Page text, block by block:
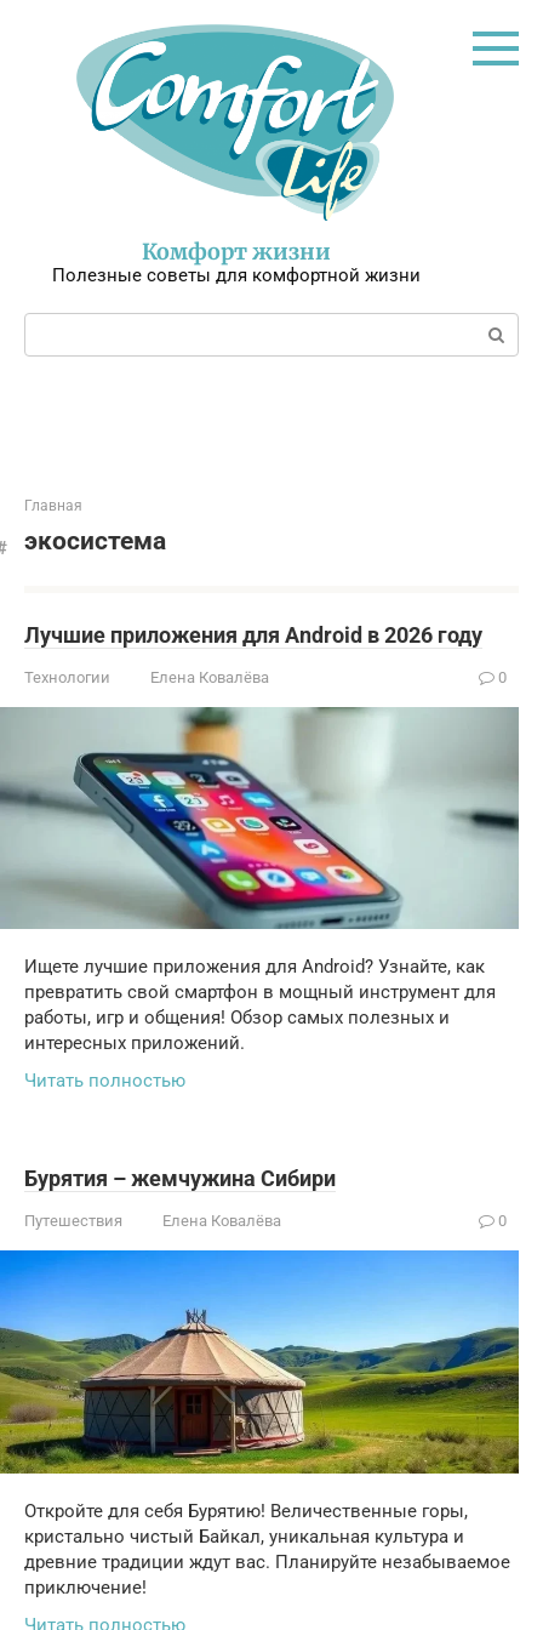
Комфорт жизни
Полезные советы для комфортной жизни
Поиск:
Главная
экосистема
Лучшие приложения для Android в 2026 году
Технологии Елена Ковалёва 0
Ищете лучшие приложения для Android? Узнайте, как
превратить свой смартфон в мощный инструмент для
работы, игр и общения! Обзор самых полезных и
интересных приложений.
Читать полностью
Бурятия – жемчужина Сибири
Путешествия Елена Ковалёва 0
Откройте для себя Бурятию! Величественные горы,
кристально чистый Байкал, уникальная культура и
древние традиции ждут вас. Планируйте незабываемое
приключение!
Читать полностью